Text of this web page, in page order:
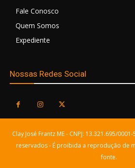
Fale Conosco
Quem Somos
Expediente
Nossas Redes Social
Clay José Frantz ME - CNPJ: 13.321.695/
reservados - É proibida a reprodução de
fonte.